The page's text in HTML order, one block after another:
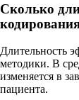
Сколько
Длительность
методики. В
изменяется в
пациента.